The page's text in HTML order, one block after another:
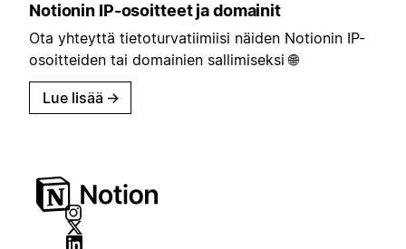
Notionin IP-osoitteet ja domainit
Ota yhteyttä tietoturvatiimiisi näiden Notionin IP-
osoitteiden tai domainien sallimiseksi 🌐
Lue lisää →